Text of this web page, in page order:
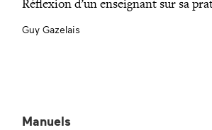
Guy Gazelais
Manuels